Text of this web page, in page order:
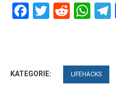
Facebook
Twitter
Reddit
KATEGORIE: LIFEHACKS